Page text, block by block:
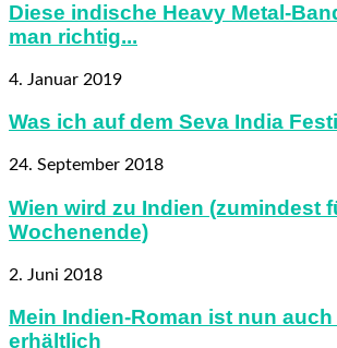
Diese indische Heavy Metal-
man richtig...
4. Januar 2019
Was ich auf dem Seva India
24. September 2018
Wien wird zu Indien (zumindest
Wochenende)
2. Juni 2018
Mein Indien-Roman ist nun
erhältlich